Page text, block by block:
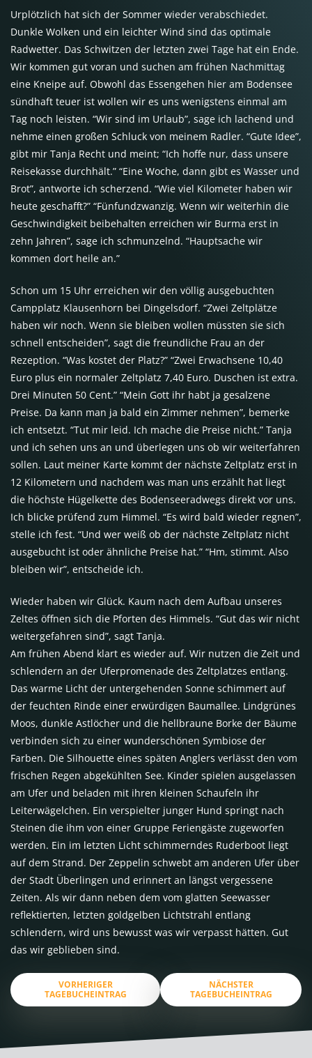
Urplötzlich hat sich der Sommer wieder verabschiedet.
Dunkle Wolken und ein leichter Wind sind das optimale
Radwetter. Das Schwitzen der letzten zwei Tage hat ein Ende.
Wir kommen gut voran und suchen am frühen Nachmittag
eine Kneipe auf. Obwohl das Essengehen hier am Bodensee
sündhaft teuer ist wollen wir es uns wenigstens einmal am
Tag noch leisten. “Wir sind im Urlaub”, sage ich lachend und
nehme einen großen Schluck von meinem Radler. “Gute Idee”,
gibt mir Tanja Recht und meint; “Ich hoffe nur, dass unsere
Reisekasse durchhält.” “Eine Woche, dann gibt es Wasser und
Brot”, antworte ich scherzend. “Wie viel Kilometer haben wir
heute geschafft?” “Fünfundzwanzig. Wenn wir weiterhin die
Geschwindigkeit beibehalten erreichen wir Burma erst in
zehn Jahren”, sage ich schmunzelnd. “Hauptsache wir
kommen dort heile an.”
Schon um 15 Uhr erreichen wir den völlig ausgebuchten
Campplatz Klausenhorn bei Dingelsdorf. “Zwei Zeltplätze
haben wir noch. Wenn sie bleiben wollen müssten sie sich
schnell entscheiden”, sagt die freundliche Frau an der
Rezeption. “Was kostet der Platz?” “Zwei Erwachsene 10,40
Euro plus ein normaler Zeltplatz 7,40 Euro. Duschen ist extra.
Drei Minuten 50 Cent.” “Mein Gott ihr habt ja gesalzene
Preise. Da kann man ja bald ein Zimmer nehmen”, bemerke
ich entsetzt. “Tut mir leid. Ich mache die Preise nicht.” Tanja
und ich sehen uns an und überlegen uns ob wir weiterfahren
sollen. Laut meiner Karte kommt der nächste Zeltplatz erst in
12 Kilometern und nachdem was man uns erzählt hat liegt
die höchste Hügelkette des Bodenseeradwegs direkt vor uns.
Ich blicke prüfend zum Himmel. “Es wird bald wieder regnen”,
stelle ich fest. “Und wer weiß ob der nächste Zeltplatz nicht
ausgebucht ist oder ähnliche Preise hat.” “Hm, stimmt. Also
bleiben wir”, entscheide ich.
Wieder haben wir Glück. Kaum nach dem Aufbau unseres
Zeltes öffnen sich die Pforten des Himmels. “Gut das wir nicht
weitergefahren sind”, sagt Tanja.
Am frühen Abend klart es wieder auf. Wir nutzen die Zeit und
schlendern an der Uferpromenade des Zeltplatzes entlang.
Das warme Licht der untergehenden Sonne schimmert auf
der feuchten Rinde einer erwürdigen Baumallee. Lindgrünes
Moos, dunkle Astlöcher und die hellbraune Borke der Bäume
verbinden sich zu einer wunderschönen Symbiose der
Farben. Die Silhouette eines späten Anglers verlässt den vom
frischen Regen abgekühlten See. Kinder spielen ausgelassen
am Ufer und beladen mit ihren kleinen Schaufeln ihr
Leiterwägelchen. Ein verspielter junger Hund springt nach
Steinen die ihm von einer Gruppe Feriengäste zugeworfen
werden. Ein im letzten Licht schimmerndes Ruderboot liegt
auf dem Strand. Der Zeppelin schwebt am anderen Ufer über
der Stadt Überlingen und erinnert an längst vergessene
Zeiten. Als wir dann neben dem vom glatten Seewasser
reflektierten, letzten goldgelben Lichtstrahl entlang
schlendern, wird uns bewusst was wir verpasst hätten. Gut
das wir geblieben sind.
VORHERIGER
TAGEBUCHEINTRAG
NÄCHSTER
TAGEBUCHEINTRAG